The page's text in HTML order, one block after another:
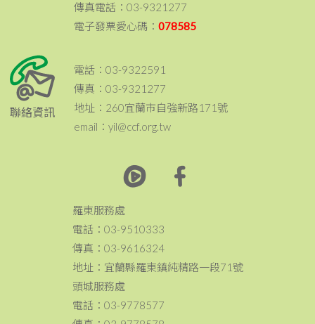
傳真電話：03-9321277
電子發票愛心碼：078585
聯絡資訊
電話：03-9322591
傳真：03-9321277
地址：260宜蘭市自強新路171號
email：yil@ccf.org.tw
羅東服務處
電話：03-9510333
傳真：03-9616324
地址：宜蘭縣羅東鎮純精路一段71號
頭城服務處
電話：03-9778577